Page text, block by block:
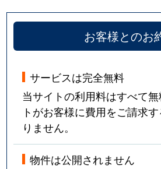
お客様とのお
サービスは完全無料
当サイトの利用料はすべて
トがお客様に費用をご請求
りません。
物件は公開されません